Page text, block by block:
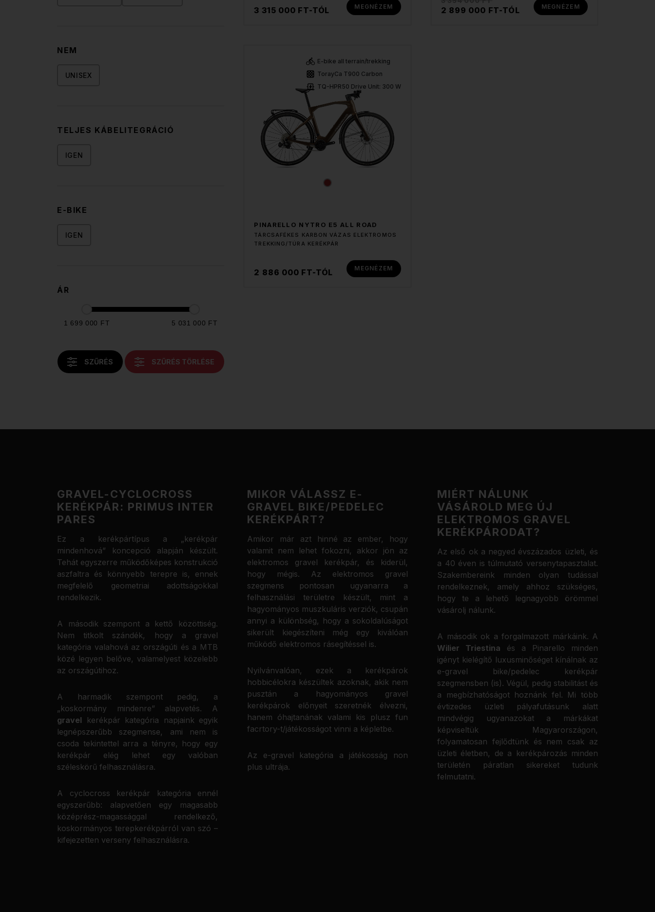
NEM
UNISEX
TELJES KÁBELITEGRÁCIÓ
IGEN
E-BIKE
IGEN
ÁR
1 699 000 FT 5 031 000 FT
SZŰRÉS SZŰRÉS TÖRLÉSE
3 315 000 FT-TÓL MEGNÉZEM 2 899 000 FT-TÓL MEGNÉZEM
E-bike all terrain/trekking
TorayCa T900 Carbon
TQ-HPR50 Drive Unit: 300 W
PINARELLO NYTRO E5 ALL ROAD
TÁRCSAFÉKES KARBON VÁZAS ELEKTROMOS
TREKKING/TÚRA KERÉKPÁR
2 886 000 FT-TÓL MEGNÉZEM
GRAVEL-CYCLOCROSS
KERÉKPÁR: PRIMUS INTER
PARES
Ez a kerékpártípus a „kerékpár
mindenhová” koncepció alapján készült.
Tehát egyszerre működőképes konstrukció
aszfaltra és könnyebb terepre is, ennek
megfelelő geometriai adottságokkal
rendelkezik.
A második szempont a kettő közöttiség.
Nem titkolt szándék, hogy a gravel
kategória valahová az országúti és a MTB
közé legyen belőve, valamelyest közelebb
az országútihoz.
A harmadik szempont pedig, a
„koskormány mindenre” alapvetés. A
gravel kerékpár kategória napjaink egyik
legnépszerűbb szegmense, ami nem is
csoda tekintettel arra a tényre, hogy egy
kerékpár elég lehet egy valóban
széleskörű felhasználásra.
A cyclocross kerékpár kategória ennél
egyszerűbb: alapvetően egy magasabb
középrész-magassággal rendelkező,
koskormányos terepkerékpárról van szó –
kifejezetten verseny felhasználásra.
MIKOR VÁLASSZ E-
GRAVEL BIKE/PEDELEC
KERÉKPÁRT?
Amikor már azt hinné az ember, hogy
valamit nem lehet fokozni, akkor jön az
elektromos gravel kerékpár, és kiderül,
hogy mégis. Az elektromos gravel
szegmens pontosan ugyanarra a
felhasználási területre készült, mint a
hagyományos muszkuláris verziók, csupán
annyi a különbség, hogy a sokoldalúságot
sikerült kiegészíteni még egy kiválóan
működő elektromos rásegítéssel is.
Nyilvánvalóan, ezek a kerékpárok
hobbicélokra készültek azoknak, akik nem
pusztán a hagyományos gravel
kerékpárok előnyeit szeretnék élvezni,
hanem óhajtanának valami kis plusz fun
facrtory-t/játékosságot vinni a képletbe.
Az e-gravel kategória a játékosság non
plus ultrája.
MIÉRT NÁLUNK
VÁSÁROLD MEG ÚJ
ELEKTROMOS GRAVEL
KERÉKPÁRODAT?
Az első ok a negyed évszázados üzleti, és
a 40 éven is túlmutató versenytapasztalat.
Szakembereink minden olyan tudással
rendelkeznek, amely ahhoz szükséges,
hogy te a lehető legnagyobb örömmel
vásárolj nálunk.
A második ok a forgalmazott márkáink. A
Wilier Triestina és a Pinarello minden
igényt kielégítő luxusminőséget kínálnak az
e-gravel bike/pedelec kerékpár
szegmensben (is). Végül, pedig stabilitást és
a megbízhatóságot hoznánk fel. Mi több
évtizedes üzleti pályafutásunk alatt
mindvégig ugyanazokat a márkákat
képviseltük Magyarországon,
folyamatosan fejlődtünk és nem csak az
üzleti életben, de a kerékpározás minden
területén páratlan sikereket tudunk
felmutatni.